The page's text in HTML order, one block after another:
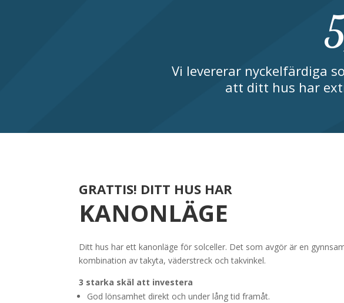
Vi levererar nyckelfärdiga
att ditt hus har
GRATTIS! DITT HUS HAR
KANONLÄGE
Ditt hus har ett kanonläge för solceller. Det som avgör är en
kombination av takyta, väderstreck och takvinkel.
3 starka skäl att investera
God lönsamhet direkt och under lång tid framåt.